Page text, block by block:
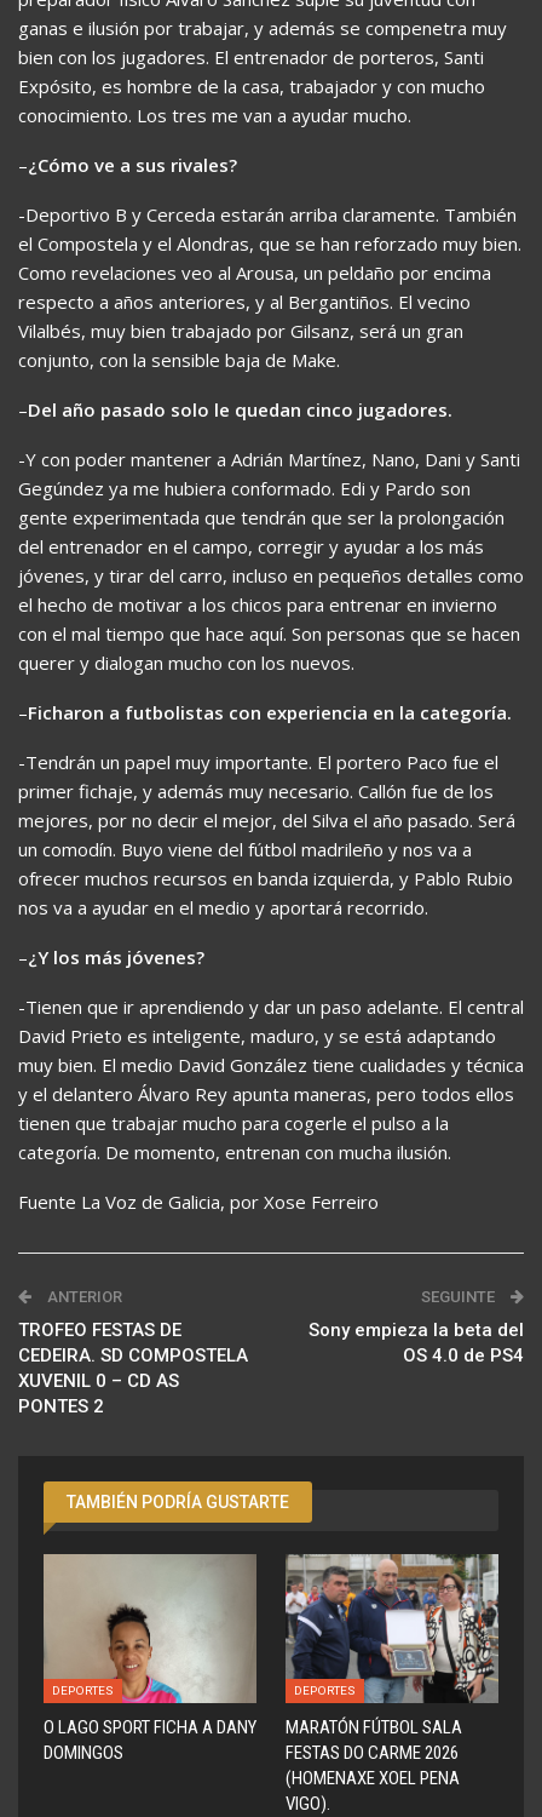
ganas e ilusión por trabajar, y además se compenetra muy
bien con los jugadores. El entrenador de porteros, Santi
Expósito, es hombre de la casa, trabajador y con mucho
conocimiento. Los tres me van a ayudar mucho.
–¿Cómo ve a sus rivales?
-Deportivo B y Cerceda estarán arriba claramente. También
el Compostela y el Alondras, que se han reforzado muy bien.
Como revelaciones veo al Arousa, un peldaño por encima
respecto a años anteriores, y al Bergantiños. El vecino
Vilalbés, muy bien trabajado por Gilsanz, será un gran
conjunto, con la sensible baja de Make.
–Del año pasado solo le quedan cinco jugadores.
-Y con poder mantener a Adrián Martínez, Nano, Dani y Santi
Gegúndez ya me hubiera conformado. Edi y Pardo son
gente experimentada que tendrán que ser la prolongación
del entrenador en el campo, corregir y ayudar a los más
jóvenes, y tirar del carro, incluso en pequeños detalles como
el hecho de motivar a los chicos para entrenar en invierno
con el mal tiempo que hace aquí. Son personas que se hacen
querer y dialogan mucho con los nuevos.
–Ficharon a futbolistas con experiencia en la categoría.
-Tendrán un papel muy importante. El portero Paco fue el
primer fichaje, y además muy necesario. Callón fue de los
mejores, por no decir el mejor, del Silva el año pasado. Será
un comodín. Buyo viene del fútbol madrileño y nos va a
ofrecer muchos recursos en banda izquierda, y Pablo Rubio
nos va a ayudar en el medio y aportará recorrido.
–¿Y los más jóvenes?
-Tienen que ir aprendiendo y dar un paso adelante. El central
David Prieto es inteligente, maduro, y se está adaptando
muy bien. El medio David González tiene cualidades y técnica
y el delantero Álvaro Rey apunta maneras, pero todos ellos
tienen que trabajar mucho para cogerle el pulso a la
categoría. De momento, entrenan con mucha ilusión.
Fuente La Voz de Galicia, por Xose Ferreiro
ANTERIOR
TROFEO FESTAS DE
CEDEIRA. SD COMPOSTELA
XUVENIL 0 – CD AS
PONTES 2
SEGUINTE
Sony empieza la beta del
OS 4.0 de PS4
TAMBIÉN PODRÍA GUSTARTE
DEPORTES
O LAGO SPORT FICHA A DANY
DOMINGOS
DEPORTES
MARATÓN FÚTBOL SALA
FESTAS DO CARME 2026
(HOMENAXE XOEL PENA
VIGO).